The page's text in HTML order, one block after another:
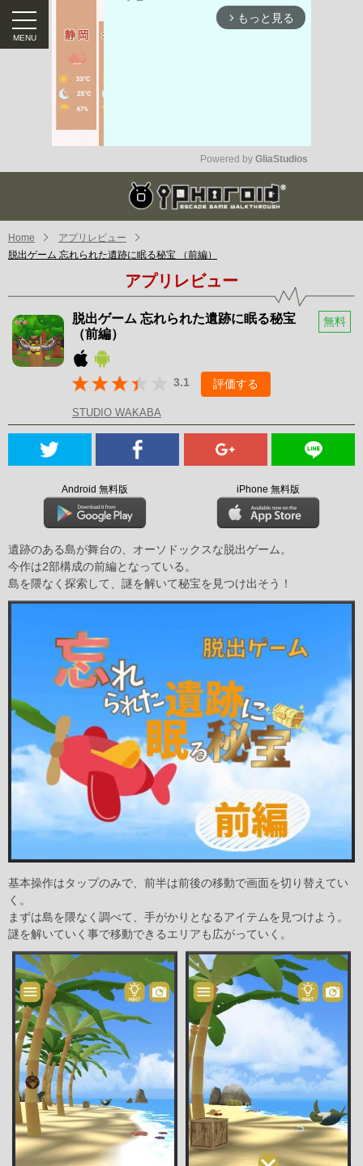
arrow_forward_ios もっと見る
Mute
Powered by GliaStudios
Home
アプリレビュー
脱出ゲーム 忘れられた遺跡に眠る秘宝 （前編）
アプリレビュー
脱出ゲーム 忘れられた遺跡に眠る秘宝
（前編）
無料
3.1 評価する
STUDIO WAKABA
Android 無料版 iPhone 無料版
遺跡のある島が舞台の、オーソドックスな脱出ゲーム。
今作は2部構成の前編となっている。
島を隈なく探索して、謎を解いて秘宝を見つけ出そう！
基本操作はタップのみで、前半は前後の移動で画面を切り替えてい
く。
まずは島を隈なく調べて、手がかりとなるアイテムを見つけよう。
謎を解いていく事で移動できるエリアも広がっていく。